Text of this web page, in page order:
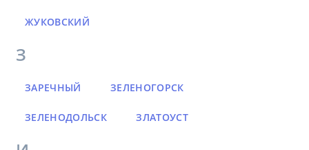
ЖУКОВСКИЙ
З
ЗАРЕЧНЫЙ ЗЕЛЕНОГОРСК
ЗЕЛЕНОДОЛЬСК ЗЛАТОУСТ